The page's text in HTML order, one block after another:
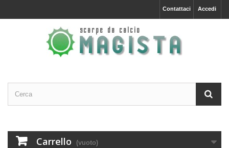
Accedi
Contattaci
Carrello (vuoto)